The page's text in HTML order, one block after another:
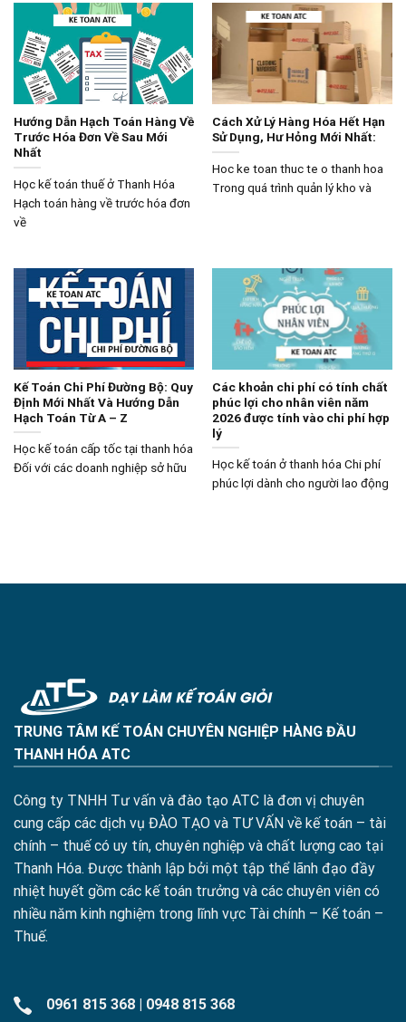
Hướng Dẫn Hạch Toán Hàng Về
Trước Hóa Đơn Về Sau Mới
Nhất
Học kế toán thuế ở Thanh Hóa
Hạch toán hàng về trước hóa đơn
về
Cách Xử Lý Hàng Hóa Hết Hạn
Sử Dụng, Hư Hỏng Mới Nhất:
Hoc ke toan thuc te o thanh hoa
Trong quá trình quản lý kho và
Kế Toán Chi Phí Đường Bộ: Quy
Định Mới Nhất Và Hướng Dẫn
Hạch Toán Từ A – Z
Học kế toán cấp tốc tại thanh hóa
Đối với các doanh nghiệp sở hữu
Các khoản chi phí có tính chất
phúc lợi cho nhân viên năm
2026 được tính vào chi phí hợp
lý
Học kế toán ở thanh hóa Chi phí
phúc lợi dành cho người lao động
TRUNG TÂM KẾ TOÁN CHUYÊN NGHIỆP HÀNG ĐẦU
THANH HÓA ATC
Công ty TNHH Tư vấn và đào tạo ATC là đơn vị chuyên
cung cấp các dịch vụ ĐÀO TẠO và TƯ VẤN về kế toán – tài
chính – thuế có uy tín, chuyên nghiệp và chất lượng cao tại
Thanh Hóa. Được thành lập bởi một tập thể lãnh đạo đầy
nhiệt huyết gồm các kế toán trưởng và các chuyên viên có
nhiều năm kinh nghiệm trong lĩnh vực Tài chính – Kế toán –
Thuế.
0961 815 368
0948 815 368